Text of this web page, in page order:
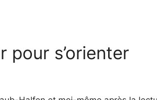
pour s’orienter